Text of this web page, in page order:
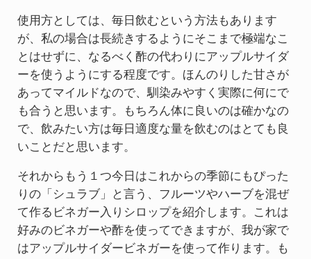
使用方としては、毎日飲むという方法もあります
が、私の場合は長続きするようにそこまで極端なこ
とはせずに、なるべく酢の代わりにアップルサイダ
ーを使うようにする程度です。ほんのりした甘さが
あってマイルドなので、馴染みやすく実際に何にで
も合うと思います。もちろん体に良いのは確かなの
で、飲みたい方は毎日適度な量を飲むのはとても良
いことだと思います。
それからもう１つ今日はこれからの季節にもぴった
りの「シュラブ」と言う、フルーツやハーブを混ぜ
て作るビネガー入りシロップを紹介します。これは
好みのビネガーや酢を使ってできますが、我が家で
はアップルサイダービネガーを使って作ります。も